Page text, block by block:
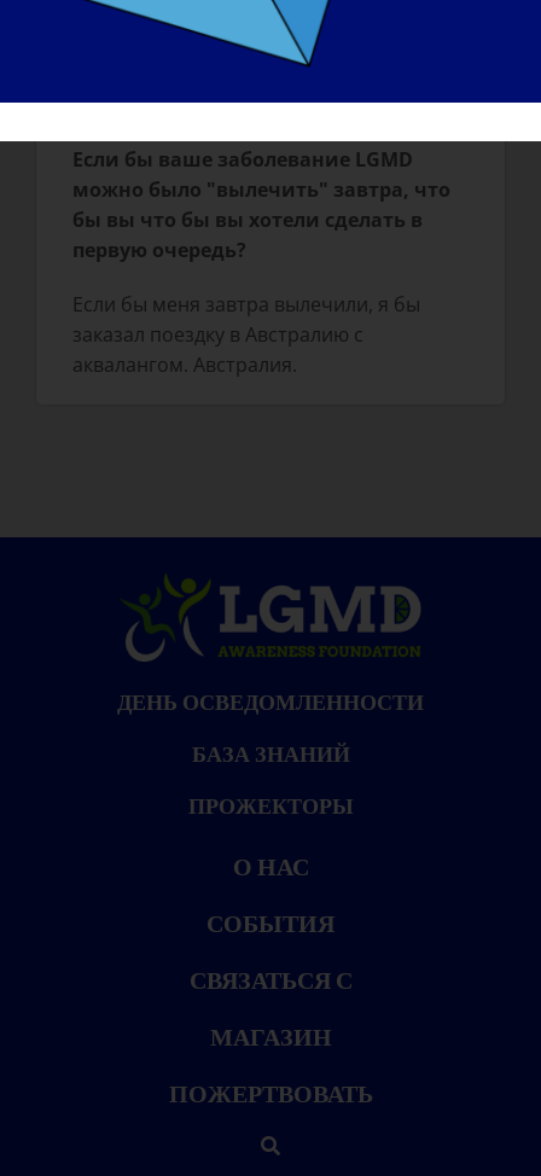
Я узнала, насколько недоступны для
меня многие места. потому что в них
есть ступеньки.
Если бы ваше заболевание LGMD
можно было "вылечить" завтра, что
бы вы что бы вы хотели сделать в
первую очередь?
Если бы меня завтра вылечили, я бы
заказал поездку в Австралию с
аквалангом. Австралия.
ДЕНЬ ОСВЕДОМЛЕННОСТИ
БАЗА ЗНАНИЙ
ПРОЖЕКТОРЫ
О НАС
СОБЫТИЯ
СВЯЗАТЬСЯ С
МАГАЗИН
ПОЖЕРТВОВАТЬ